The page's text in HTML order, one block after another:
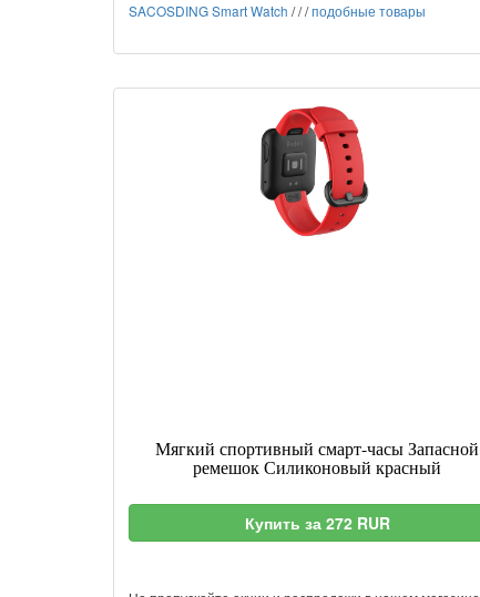
SACOSDING Smart Watch ///подобные товары
Мягкий спортивный смарт-часы Запасной
ремешок Силиконовый красный
Купить за 272 RUR